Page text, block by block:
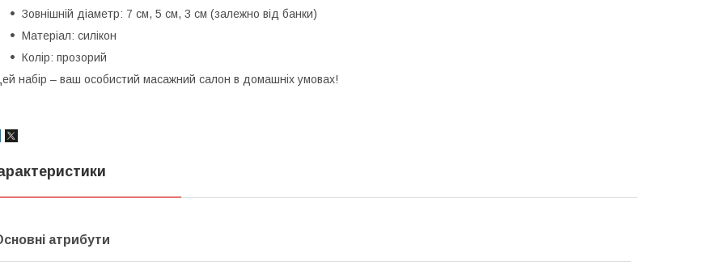
Зовнішній діаметр: 7 см, 5 см, 3 см (залежно від банки)
Матеріал: силікон
Колір: прозорий
набір – ваш особистий масажний салон в домашніх умовах!
атрибути